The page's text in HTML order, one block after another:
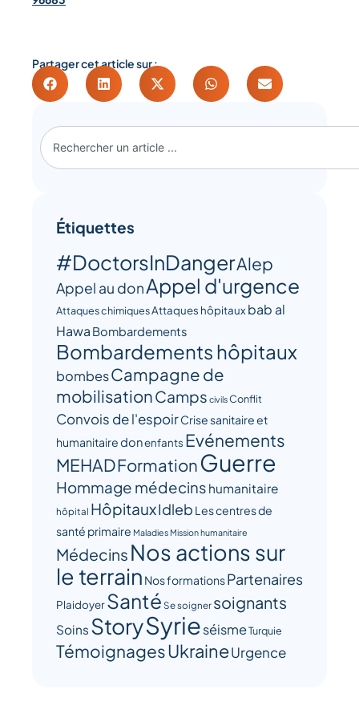
Partager cet article sur :
Étiquettes
#DoctorsInDangerAlep
Appel au donAppel d'urgence
Attaques chimiquesAttaques hôpitaux bab al
Hawa Bombardements
Bombardements hôpitaux
bombesCampagne de
mobilisationCamps civilsConflit
Convois de l'espoirCrise sanitaire et
humanitairedonenfants Evénements
MEHADFormationGuerre
Hommage médecins humanitaire
hôpital HôpitauxIdleb Les centres de
santé primaire Maladies Mission humanitaire
Médecins Nos actions sur
le terrain Nos formationsPartenaires
PlaidoyerSanté Se soigner soignants
Soins StorySyrieséismeTurquie
TémoignagesUkraineUrgence